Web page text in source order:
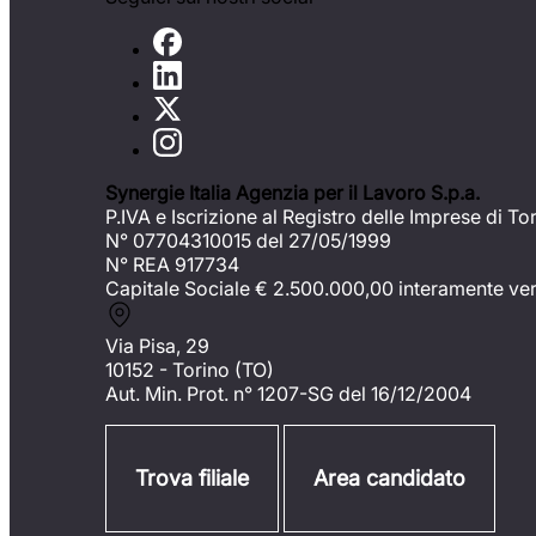
Synergie Italia Agenzia per il Lavoro S.p.a.
P.IVA e Iscrizione al Registro delle Imprese di
N° 07704310015 del 27/05/1999
N° REA 917734
Capitale Sociale € 2.500.000,00 interamente
Via Pisa, 29
10152 - Torino (TO)
Aut. Min. Prot. n° 1207-SG del 16/12/2004
Trova filiale Area candidato